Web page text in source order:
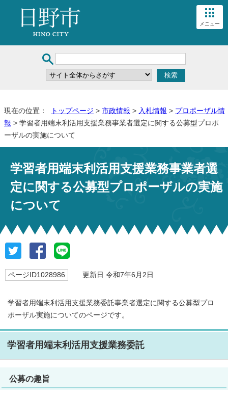
メニュー
現在の位置： トップページ > 市政情報 > 入札情報 > プロポーザル情
報 > 学習者用端末利活用支援業務事業者選定に関する公募型プロポ
ーザルの実施について
学習者用端末利活用支援業務事業者選
定に関する公募型プロポーザルの実施
について
ページID1028986 更新日 令和7年6月2日
学習者用端末利活用支援業務委託事業者選定に関する公募型プロ
ポーザル実施についてのページです。
学習者用端末利活用支援業務委託
公募の趣旨